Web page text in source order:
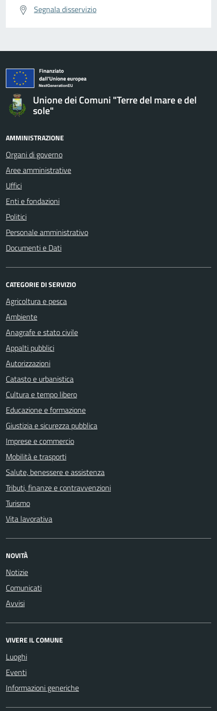
Segnala disservizio
Unione dei Comuni "Terre del mare e del
sole"
AMMINISTRAZIONE
Organi di governo
Aree amministrative
Uffici
Enti e fondazioni
Politici
Personale amministrativo
Documenti e Dati
CATEGORIE DI SERVIZIO
Agricoltura e pesca
Ambiente
Anagrafe e stato civile
Appalti pubblici
Autorizzazioni
Catasto e urbanistica
Cultura e tempo libero
Educazione e formazione
Giustizia e sicurezza pubblica
Imprese e commercio
Mobilità e trasporti
Salute, benessere e assistenza
Tributi, finanze e contravvenzioni
Turismo
Vita lavorativa
NOVITÀ
Notizie
Comunicati
Avvisi
VIVERE IL COMUNE
Luoghi
Eventi
Informazioni generiche